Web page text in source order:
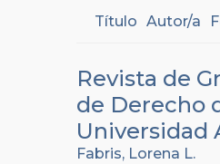
Título Autor/a
Revista de
de Derecho
Universidad
Fabris, Lorena L.